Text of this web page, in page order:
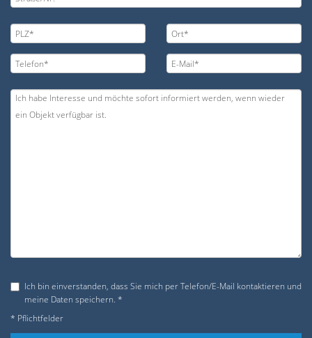
Ich bin einverstanden, dass Sie mich per Telefon/E-Mail kontaktieren und
meine Daten speichern. *
* Pflichtfelder